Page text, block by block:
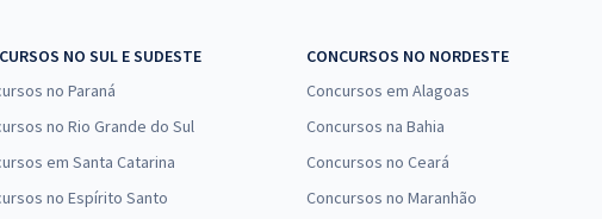
NO SUL E SUDESTE
no Paraná
no Rio Grande do Sul
em Santa Catarina
no Espírito Santo
CONCURSOS NO NORDESTE
Concursos em Alagoas
Concursos na Bahia
Concursos no Ceará
Concursos no Maranhão